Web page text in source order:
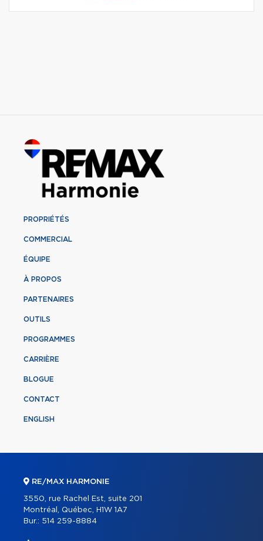
PROPRIÉTÉS
COMMERCIAL
ÉQUIPE
À PROPOS
PARTENAIRES
OUTILS
PROGRAMMES
CARRIÈRE
BLOGUE
CONTACT
ENGLISH
RE/MAX HARMONIE
3550, rue Rachel Est, suite 201
Montréal, Québec, H1W 1A7
Bur.: 514 259-8884